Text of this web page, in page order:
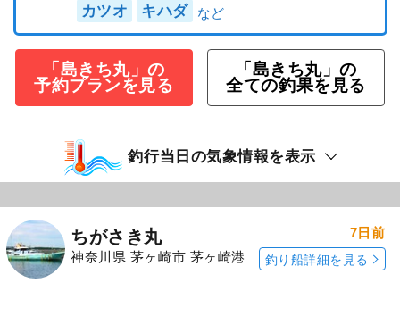
カツオ キハダ
「島きち丸」の
予約プランを見る
「島きち丸」の
全ての釣果を見る
釣行当日の気象情報を表示
ちがさき丸
神奈川県 茅ヶ崎市 茅ヶ崎港
7日前
釣り船詳細を見る